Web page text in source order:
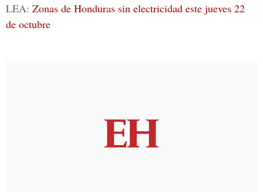
LEA: Zonas de Honduras sin electricidad este jueves 22
de octubre